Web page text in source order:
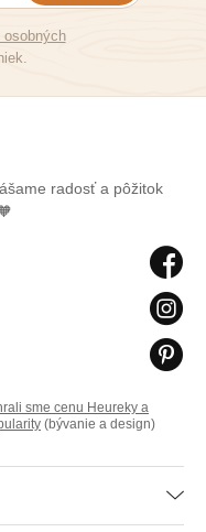
radosť a pôžitok
sme cenu Heureky a
(bývanie a design)